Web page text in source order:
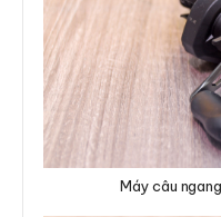
Máy câu